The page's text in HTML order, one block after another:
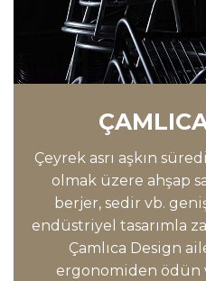
Çeyrek asrı aşkın
olmak üzere ahşap
berjer, sedir vb.
endüstriyel tasarımla
Çamlıca Design
ergonomiden ödün